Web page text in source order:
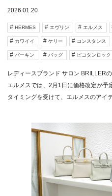
2026.01.20
HERMES エヴリン エルメス
カワイイ ケリー コンスタンス
バーキン バッグ ピコタンロック
レディースブランド サロン BRILLER
エルメスでは、2月1日に価格改定が予
タイミングを受けて、エルメスのアイ